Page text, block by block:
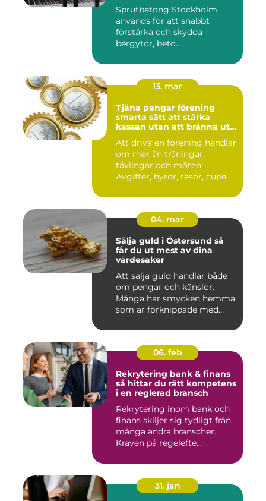
Sprutbetong Stockholm
används för att snabbt
förstärka och skydda
bergytor, beto...
13. mar
Tjäna pengar förening
smarta sätt att stärka
kassan utan att bränna ut
Att driva en förening handlar
om mer än träningar,
tävlingar och möten.
Avgifter, hyror, resor, cupe...
04. mar
Sälja guld i Östersund så
får du ut mest av dina
värdesaker
Att sälja guld handlar både
om pengar och känslor.
Många har smycken hemma
som är förknippade med
06. feb
Rekrytering bank & finans
så hittar du rätt kompetens
i en reglerad bransch
Rekrytering inom bank och
finans skiljer sig tydligt från
många andra branscher.
Kraven på regelefte...
31. jan